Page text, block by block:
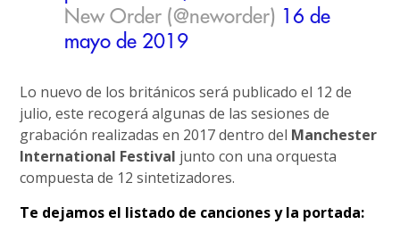
New Order (@neworder)
16 de
mayo de 2019
Lo nuevo de los británicos será publicado el 12 de
julio, este recogerá algunas de las sesiones de
grabación realizadas en 2017 dentro del Manchester
International Festival junto con una orquesta
compuesta de 12 sintetizadores.
Te dejamos el listado de canciones y la portada: